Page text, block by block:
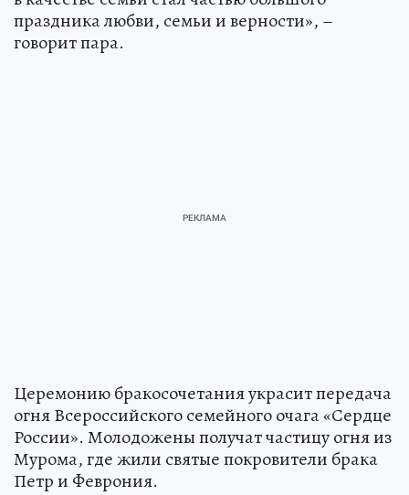
праздника любви, семьи и верности», –
говорит пара.
Церемонию бракосочетания украсит передача
огня Всероссийского семейного очага «Сердце
России». Молодожены получат частицу огня из
Мурома, где жили святые покровители брака
Петр и Феврония.